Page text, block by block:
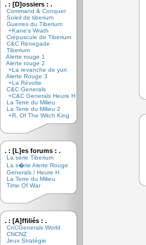
. : [D]ossiers : .
Command & Conquer
Soleil de tiberium
Guerres du Tiberium
+Kane's Wrath
Crépuscule de Tiberium
C&C Renegade
Tiberium
Alerte rouge 1
Alerte rouge 2
+La revanche de yuri
Alerte Rouge 3
+La Révolte
C&C Generals
+C&C Generals Heure H
La Terre du Milieu
La Terre du Milieu 2
+R. Of The Witch King
. : [L]es forums : .
La série Tiberium
La s�rie Alerte Rouge
Generals / Heure H
La Terre du Milieu
Time Of War
. : [A]ffiliés : .
CnCGenerals World
CNCNZ
Jeux Stratégie